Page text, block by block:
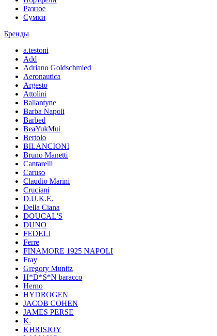
Разное
Сумки
Бренды
a.testoni
Add
Adriano Goldschmied
Aeronautica
Argesto
Attolini
Ballantyne
Barba Napoli
Barbed
BeaYukMui
Bertolo
BILANCIONI
Bruno Manetti
Cantarelli
Caruso
Claudio Marini
Cruciani
D.U.K.E.
Della Ciana
DOUCAL'S
DUNO
FEDELI
Ferre
FINAMORE 1925 NAPOLI
Fray
Gregory Munitz
H*D*S*N baracco
Herno
HYDROGEN
JACOB COHEN
JAMES PERSE
K.
KHRISJOY